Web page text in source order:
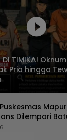
DI TIMIKA!
Pria hingga
Persoalan
Dilempari
Mabuk di